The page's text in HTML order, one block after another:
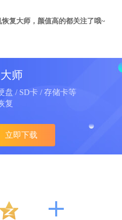
复大师，颜值高的都关注了哦~
师
盘 / SD卡 / 存储卡等
复
立即下载